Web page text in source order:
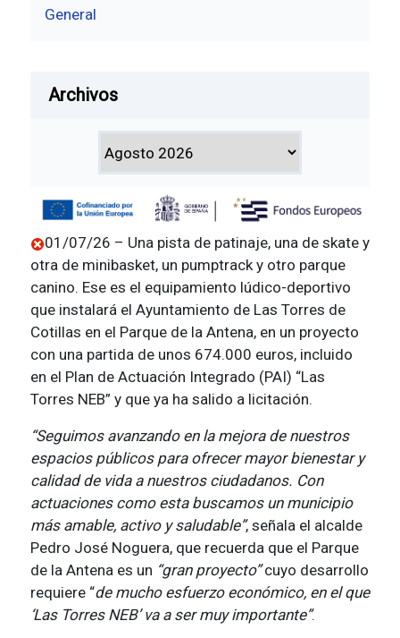
General
Archivos
01/07/26 – Una pista de patinaje, una de skate y
otra de minibasket, un pumptrack y otro parque
canino. Ese es el equipamiento lúdico-deportivo
que instalará el Ayuntamiento de Las Torres de
Cotillas en el Parque de la Antena, en un proyecto
con una partida de unos 674.000 euros, incluido
en el Plan de Actuación Integrado (PAI) “Las
Torres NEB” y que ya ha salido a licitación.
“Seguimos avanzando en la mejora de nuestros
espacios públicos para ofrecer mayor bienestar y
calidad de vida a nuestros ciudadanos. Con
actuaciones como esta buscamos un municipio
más amable, activo y saludable”, señala el alcalde
Pedro José Noguera, que recuerda que el Parque
de la Antena es un “gran proyecto”cuyo desarrollo
requiere “de mucho esfuerzo económico, en el que
‘Las Torres NEB’ va a ser muy importante”.